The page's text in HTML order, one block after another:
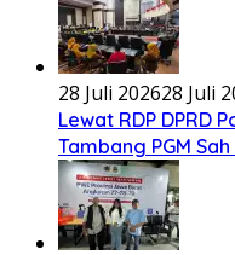
28 Juli 202628 Juli
Lewat RDP DPRD
Tambang PGM